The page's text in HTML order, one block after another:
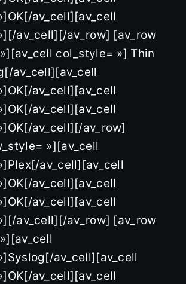
av_cell][av_cell
av_cell][/av_row] [av_row
col_style= »] Thin
av_cell][av_cell
av_cell][av_cell
av_cell][av_cell
av_cell][/av_row]
»][av_cell
av_cell][av_cell
av_cell][av_cell
av_cell][av_cell
av_cell][/av_row] [av_row
av_cell][av_cell
av_cell][av_cell